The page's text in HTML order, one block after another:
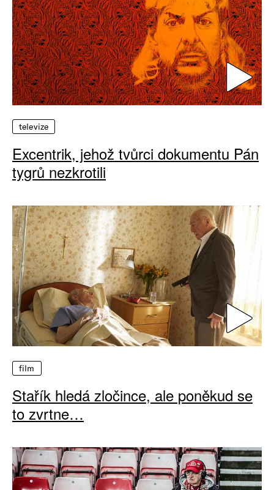
televize
Excentrik, jehož tvůrci dokumentu Pán
tygrů nezkrotili
film
Stařík hledá zločince, ale poněkud se
to zvrtne…